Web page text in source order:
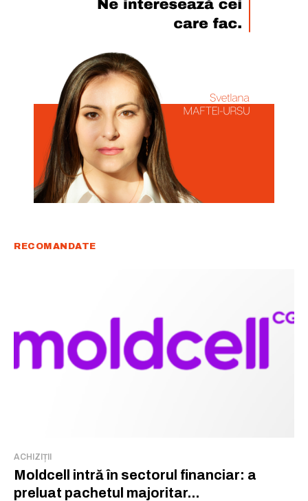
a ideilor care inspiră.
Am citit și acceptPolitica de confidențialitate
RECOMANDATE
ACHIZIȚII
Moldcell intră în sectorul financiar: a
preluat pachetul majoritar...